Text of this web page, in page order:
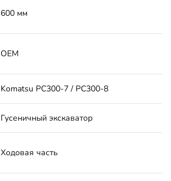
600 мм
OEM
Komatsu PC300-7 / PC300-8
Гусеничный экскаватор
Ходовая часть